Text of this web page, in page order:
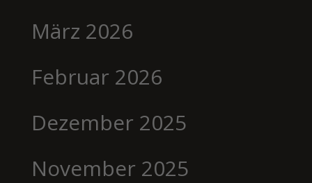
März 2026
Februar 2026
Dezember 2025
November 2025